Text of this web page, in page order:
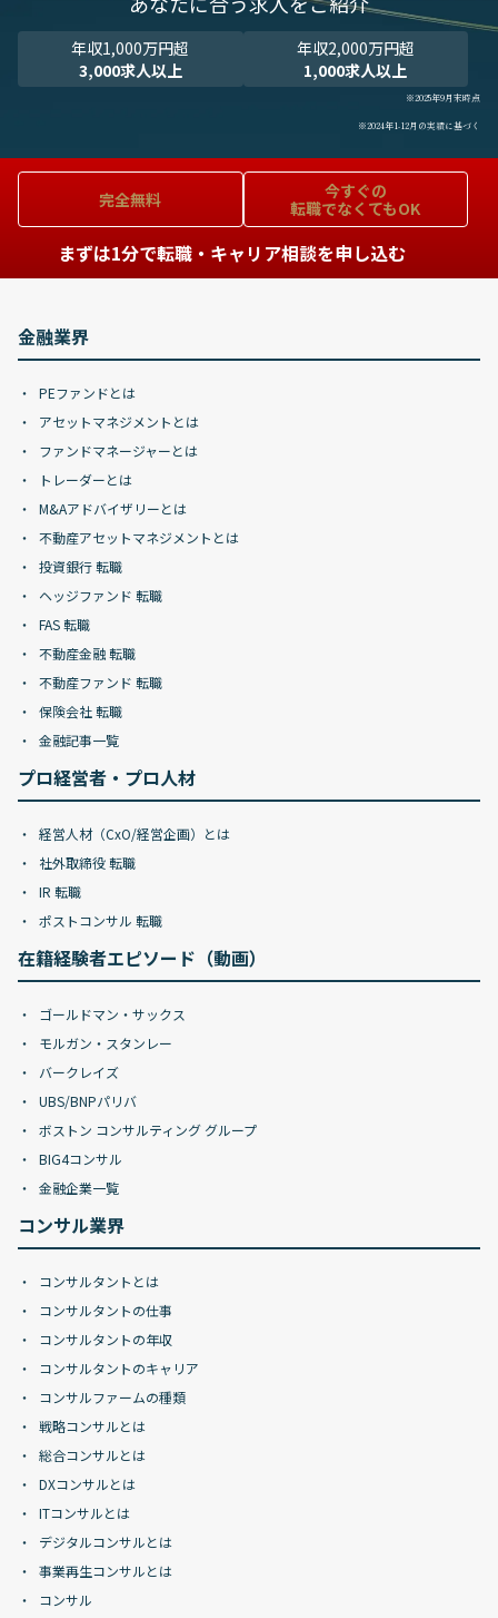
年収1,000万円超
3,000求人以上
年収2,000万円超
1,000求人以上
※2025年9月末時点
※2024年1-12月の実績に基づく
完全無料
今すぐの
転職でなくてもOK
まずは1分で転職・キャリア相談を申し込む
金融業界
PEファンドとは
アセットマネジメントとは
ファンドマネージャーとは
トレーダーとは
M&Aアドバイザリーとは
不動産アセットマネジメントとは
投資銀行 転職
ヘッジファンド 転職
FAS 転職
不動産金融 転職
不動産ファンド 転職
保険会社 転職
金融記事一覧
プロ経営者・プロ人材
経営人材（CxO/経営企画）とは
社外取締役 転職
IR 転職
ポストコンサル 転職
在籍経験者エピソード（動画）
ゴールドマン・サックス
モルガン・スタンレー
バークレイズ
UBS/BNPパリバ
ボストン コンサルティング グループ
BIG4コンサル
金融企業一覧
コンサル業界
コンサルタントとは
コンサルタントの仕事
コンサルタントの年収
コンサルタントのキャリア
コンサルファームの種類
戦略コンサルとは
総合コンサルとは
DXコンサルとは
ITコンサルとは
デジタルコンサルとは
事業再生コンサルとは
コンサル